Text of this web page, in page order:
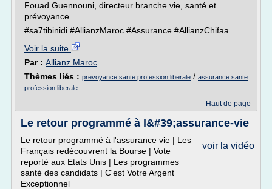
Fouad Guennouni, directeur branche vie, santé et
prévoyance
#sa7tibinidi #AllianzMaroc #Assurance #AllianzChifaa
Voir la suite
Par : Allianz Maroc
Thèmes liés : prevoyance sante profession liberale / assurance sante
profession liberale
Haut de page
Le retour programmé à l&#39;assurance-vie
voir la vidéo
Le retour programmé à l'assurance vie | Les
Français redécouvrent la Bourse | Vote
reporté aux Etats Unis | Les programmes
santé des candidats | C'est Votre Argent
Exceptionnel